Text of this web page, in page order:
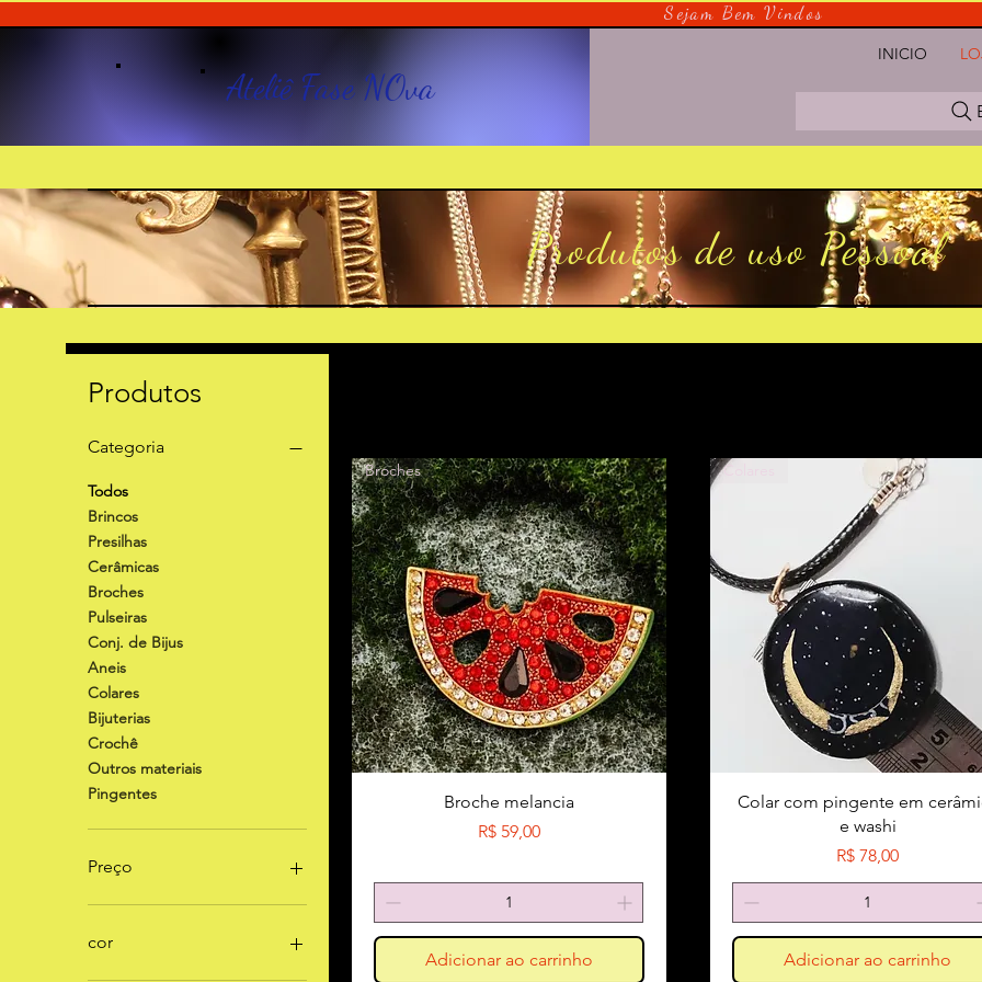
Sejam Bem Vindos
Ateliê Fase NOva
INICIO
Produtos de uso Pessoal
Produtos
Categoria
Todos
Brincos
Presilhas
Cerâmicas
Broches
Pulseiras
Conj. de Bijus
Aneis
Colares
Bijuterias
Crochê
Outros materiais
Pingentes
Preço
cor
Broches
Broche melancia
Preço
R$ 59,00
Adicionar ao carrinho
Colares
Colar com pingente em
e washi
Preço
R$ 78,00
Adicionar ao carrinho